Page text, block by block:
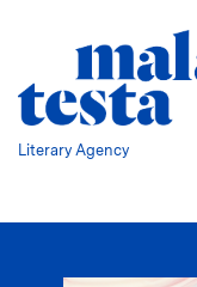
Literary Agency